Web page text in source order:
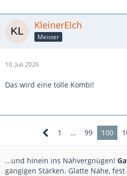
KleinerElch
Meister
10. Juli 2026
Das wird eine tolle Kombi!
1 … 99 100
...und hinein ins Nähvergnügen!
gängigen Stärken. Glatte Nähe,